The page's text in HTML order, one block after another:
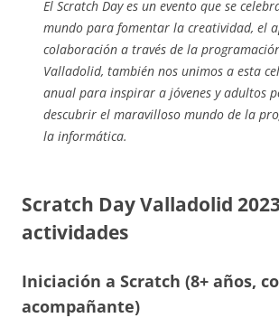
El Scratch Day es un evento que se
mundo para fomentar la creatividad, el
colaboración a través de la
Valladolid, también nos unimos a esta
anual para inspirar a jóvenes y adultos
descubrir el maravilloso mundo de la
la informática.
Scratch Day Valladolid
actividades
Iniciación a Scratch (8+ años,
acompañante)